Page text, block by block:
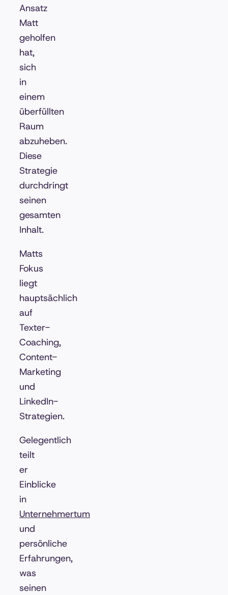
Ansatz
Matt
geholfen
hat,
sich
in
einem
überfüllten
Raum
abzuheben.
Diese
Strategie
durchdringt
seinen
gesamten
Inhalt.
Matts
Fokus
liegt
hauptsächlich
auf
Texter-
Coaching,
Content-
Marketing
und
LinkedIn-
Strategien.
Gelegentlich
teilt
er
Einblicke
in
Unternehmertum
und
persönliche
Erfahrungen,
was
seinen